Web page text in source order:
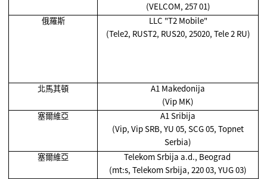
(VELCOM, 257 01)
俄羅斯
LLC "T2 Mobile"
(Tele2, RUST2, RUS20, 25020, Tele 2 RU)
北馬其頓
A1 Makedonija
(Vip MK)
塞爾維亞
A1 Sribija
(Vip, Vip SRB, YU 05, SCG 05, Topnet
Serbia)
塞爾維亞
Telekom Srbija a.d., Beograd
(mt:s, Telekom Srbija, 220 03, YUG 03)